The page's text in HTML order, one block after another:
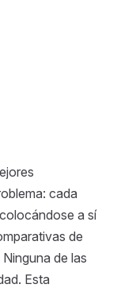
cada
a sí
de
de las
Esta